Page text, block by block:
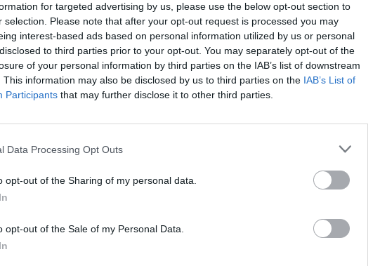
for targeted advertising by us, please use the below opt-out section to
selection. Please note that after your opt-out request is processed you may
interest-based ads based on personal information utilized by us or personal
to third parties prior to your opt-out. You may separately opt-out of the
of your personal information by third parties on the IAB’s list of downstream
This information may also be disclosed by us to third parties on the IAB’s List of
Participants that may further disclose it to other third parties.
Data Processing Opt Outs
opt-out of the Sharing of my personal data.
opt-out of the Sale of my Personal Data.